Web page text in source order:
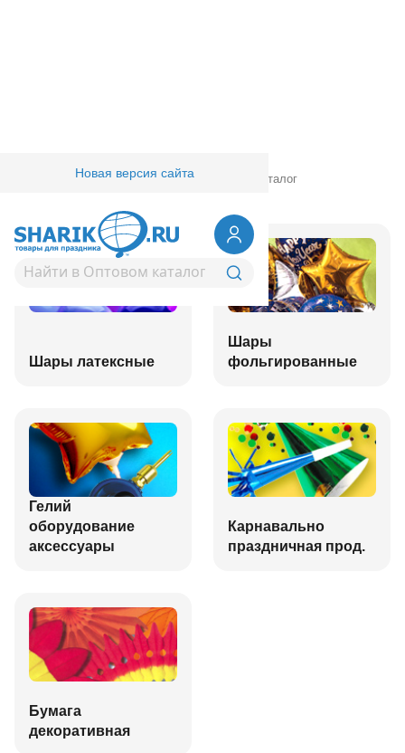
Новая версия сайта
Товары для праздника/ Оптовый каталог
Шары латексные
Шары
фольгированные
Гелий
оборудование
аксессуары
Карнавально
праздничная прод.
Бумага
декоративная